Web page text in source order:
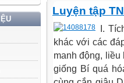
Luyện tập
I.
khác với các
manh động,
giống Bí quá